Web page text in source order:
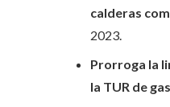
calderas
2023.
Prorroga la
la TUR de